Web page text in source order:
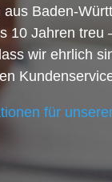
Baden-
10 Jahren treu
wir ehrlich
für